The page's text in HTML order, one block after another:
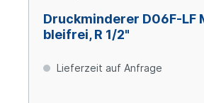
Druckminderer D06F-LF
bleifrei, R 1/2"
Lieferzeit auf Anfrage